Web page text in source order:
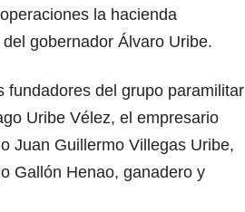
la hacienda
gobernador Álvaro Uribe.
fundadores del grupo paramilitar
Uribe Vélez, el empresario
Juan Guillermo Villegas Uribe,
Gallón Henao, ganadero y